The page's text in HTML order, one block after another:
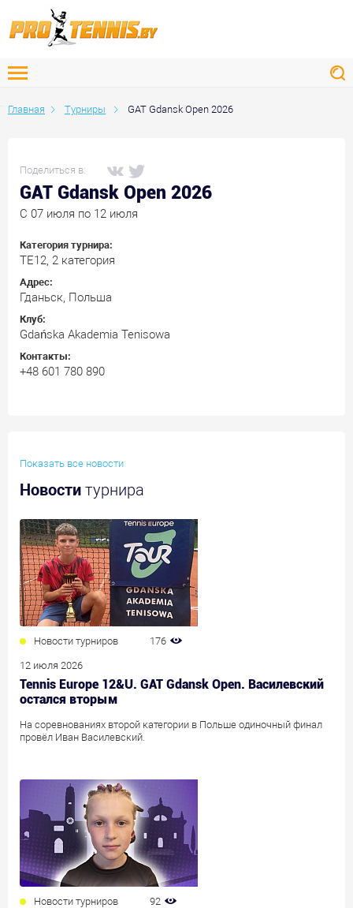
Главная Турниры GAT Gdansk Open 2026
Поделиться в:
GAT Gdansk Open 2026
C 07 июля по 12 июля
Категория турнира:
ТЕ12, 2 категория
Адрес:
Гданьск, Польша
Клуб:
Gdańska Akademia Tenisowa
Контакты:
+48 601 780 890
Показать все новости
Новости турнира
Новости турниров 176
12 июля 2026
Tennis Europe 12&U. GAT Gdansk Open. Василевский
остался вторым
На соревнованиях второй категории в Польше одиночный финал
провёл Иван Василевский.
Новости турниров 92